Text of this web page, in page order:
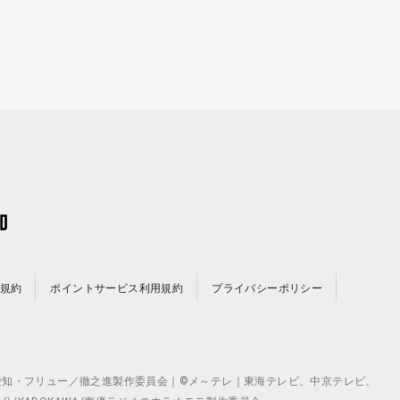
約 ポイントサービス利用規約 プライバシーポリシー
フリュー／徹之進製作委員会｜©メ～テレ｜東海テレビ、中京テレビ、